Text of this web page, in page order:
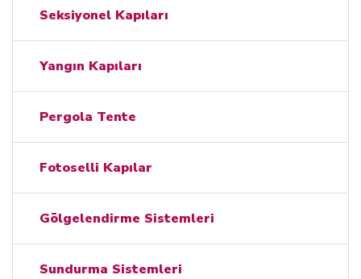
Seksiyonel Kapıları
Yangın Kapıları
Pergola Tente
Fotoselli Kapılar
Gölgelendirme Sistemleri
Sundurma Sistemleri